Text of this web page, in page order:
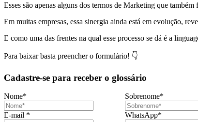
Esses são apenas alguns dos termos de Marketing que
Em muitas empresas, essa sinergia ainda está em evolução,
E como uma das frentes na qual esse processo se dá é a
Para baixar basta preencher o formulário! 👇
Cadastre-se para receber o glossário
Nome* Sobrenome*
E-mail * WhatsApp*